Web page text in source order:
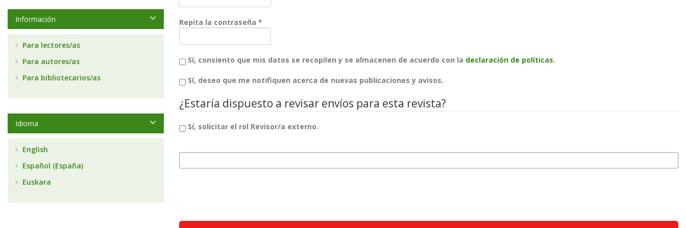
Repita la contraseña *
Sí, consiento que mis datos se recopilen y se almacenen de acuerdo con la declaración de políticas.
Sí, deseo que me notifiquen acerca de nuevas publicaciones y avisos.
¿Estaría dispuesto a revisar envíos para esta revista?
Sí, solicitar el rol Revisor/a externo.
Información
Para lectores/as
Para autores/as
Para bibliotecarios/as
Idioma
English
Español (España)
Euskara